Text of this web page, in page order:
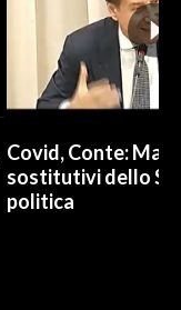
Covid, Conte: Mai
sostitutivi dello
politica